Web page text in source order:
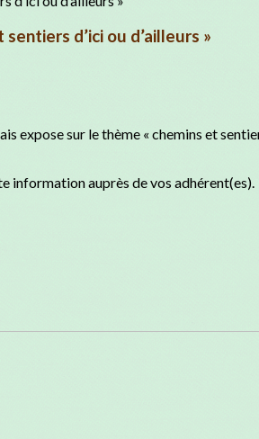
d’ici ou d’ailleurs »
expose sur le thème « chemins et
information auprès de vos adhérent(es).